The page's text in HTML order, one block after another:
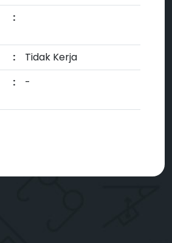
:
:
Tidak Kerja
: -